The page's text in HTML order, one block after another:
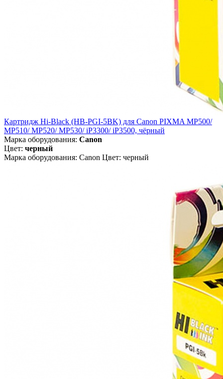
Картридж Hi-Black (HB-PGI-5BK) для Canon PIXMA MP500/
MP510/ MP520/ MP530/ iP3300/ iP3500, чёрный
Марка оборудования: Canon
Цвет: черный
Марка оборудования: Canon Цвет: черный